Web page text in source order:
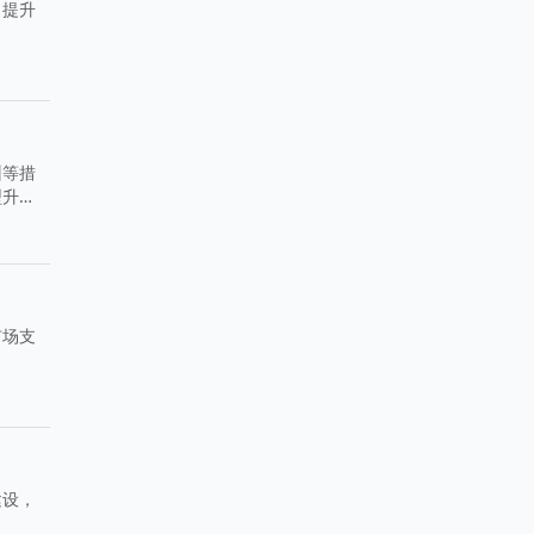
升
措
支
，